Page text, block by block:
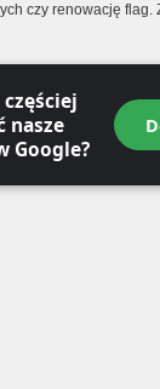
czy renowację flag.
częściej
nasze
Google?